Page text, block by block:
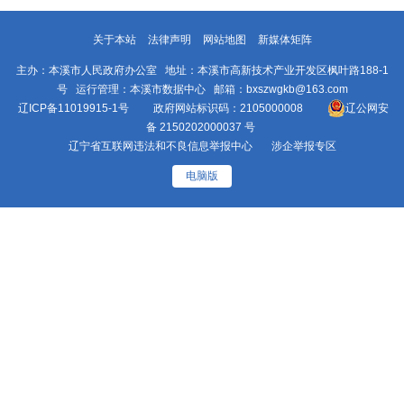
关于本站 法律声明 网站地图 新媒体矩阵
主办：本溪市人民政府办公室 地址：本溪市高新技术产业开发区枫叶路188-1
号 运行管理：本溪市数据中心 邮箱：bxszwgkb@163.com
辽ICP备11019915-1号 政府网站标识码：2105000008
辽公网安
备 2150202000037 号
辽宁省互联网违法和不良信息举报中心
涉企举报专区
电脑版